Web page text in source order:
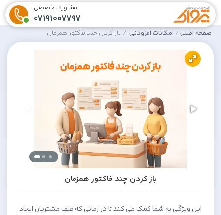
مشاوره تخصصی
07191007797
صفحه اصلی امکانات افزودنی باز کردن چند فاکتور همزمان
باز کردن چند فاکتور همزمان
این ویژگی به شما کمک می کند تا در زمانی که صف مشتریان ایجاد